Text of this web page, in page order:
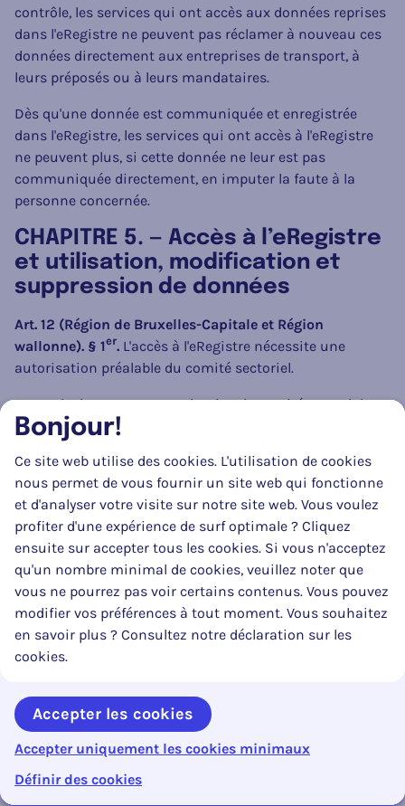
Contenu en cours :
0%
Inhoudsopgave openen
contrôle, les services qui ont accès aux données reprises
dans l'eRegistre ne peuvent pas réclamer à nouveau ces
données directement aux entreprises de transport, à
leurs préposés ou à leurs mandataires.
Dès qu'une donnée est communiquée et enregistrée
dans l'eRegistre, les services qui ont accès à l'eRegistre
ne peuvent plus, si cette donnée ne leur est pas
communiquée directement, en imputer la faute à la
personne concernée.
CHAPITRE 5. — Accès à l’eRegistre
et utilisation, modification et
suppression de données
Art. 12 (Région de Bruxelles-Capitale et Région
wallonne). § 1er. L'accès à l'eRegistre nécessite une
autorisation préalable du comité sectoriel.
Avant de donner son autorisation, le comité sectoriel
vérifie si cet accès est conforme à la réglementation
communautaire, à la présente loi et ses arrêtés
d'exécution et à la loi du 8 décembre 1992.
§ 2. Par dérogation au paragraphe 1er, l'autorisation du
comité sectoriel n'est pas nécessaire pour :
la consultation des données visées à l'article 16,
paragraphe 2, a) à d) du Règlement (CE) n
o
1071/2009;
2°la consultation de l'eRegistre dans les cas
déterminés par le Roi après l'avis de la
Art. 12 (Région flamande). § 1er
électronique est soumis à la réglementation sur la
traitement des données à caractère personnel qui
Bonjour!
Ce site web utilise des cookies. L'utilisation de cookies
nous permet de vous fournir un site web qui fonctionne
et d'analyser votre visite sur notre site web. Vous voulez
profiter d'une expérience de surf optimale ? Cliquez
ensuite sur accepter tous les cookies. Si vous n'acceptez
qu'un nombre minimal de cookies, veuillez noter que
vous ne pourrez pas voir certains contenus. Vous pouvez
modifier vos préférences à tout moment. Vous souhaitez
en savoir plus ? Consultez notre déclaration sur les
cookies.
Accepter les cookies
Accepter uniquement les cookies minimaux
Définir des cookies